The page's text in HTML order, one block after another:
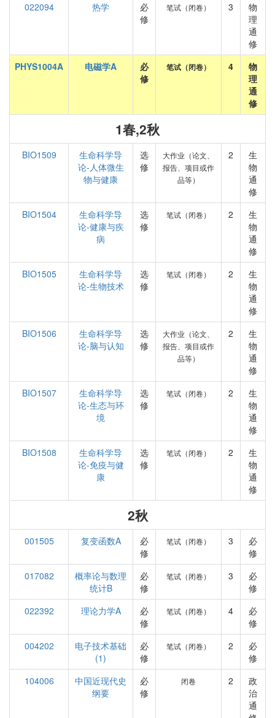
022094
热学
必
修
笔试（闭卷） 3
物
理
通
修
PHYS1004A
电磁学A
必
修
笔试（闭卷） 4
物
理
通
修
1春,2秋
BIO1509
生命科学导
论-人体微生
物与健康
选
修
大作业（论文、
报告、项目或作
品等）
2
生
物
通
修
BIO1504
生命科学导
论-健康与疾
病
选
修
笔试（闭卷） 2
生
物
通
修
BIO1505
生命科学导
论-生物技术
选
修
笔试（闭卷） 2
生
物
通
修
BIO1506
生命科学导
论-脑与认知
选
修
大作业（论文、
报告、项目或作
品等）
2
生
物
通
修
BIO1507
生命科学导
论-生态与环
境
选
修
笔试（闭卷） 2
生
物
通
修
BIO1508
生命科学导
论-免疫与健
康
选
修
笔试（闭卷） 2
生
物
通
修
2秋
001505 复变函数A
必
修
笔试（闭卷） 3
必
修
017082
概率论与数理
统计B
必
修
笔试（闭卷） 3
必
修
022392
理论力学A
必
修
笔试（闭卷） 4
必
修
004202
电子技术基础
(1)
必
修
笔试（闭卷） 2
必
修
104006
中国近现代史
纲要
必
修
闭卷 2
政
治
通